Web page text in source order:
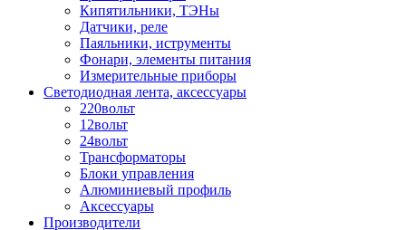
Кипятильники, ТЭНы
Датчики, реле
Паяльники, иструменты
Фонари, элементы питания
Измерительные приборы
Светодиодная лента, аксессуары
220вольт
12вольт
24вольт
Трансформаторы
Блоки управления
Алюминиевый профиль
Аксессуары
Производители